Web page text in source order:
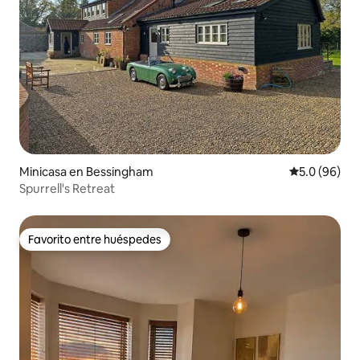
Minicasa en Bessingham Calificación
5.0 (96)
Spurrell's Retreat
Favorito entre huéspedes
Favorito entre huéspedes